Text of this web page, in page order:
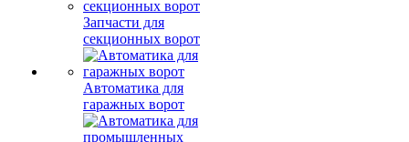
Запчасти для
секционных ворот
Автоматика для
гаражных ворот